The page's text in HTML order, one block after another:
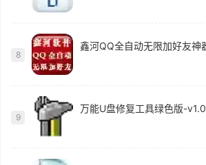
8
9
万能U盘修复工具绿色版-v1.0